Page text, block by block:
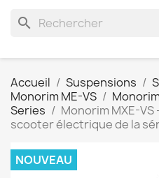
search
Accueil Suspensions
Monorim ME-VS
Series
Monorim MXE-
scooter électrique de la
NOUVEAU